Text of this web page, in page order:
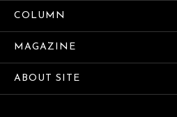
COLUMN
MAGAZINE
ABOUT SITE